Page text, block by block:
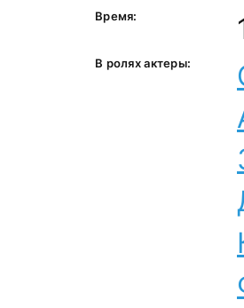
Время:
В ролях актеры: